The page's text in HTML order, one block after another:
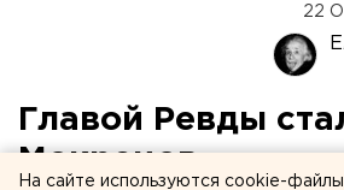
22
Главой Ревды
Мокрецов
На сайте используются cookie-